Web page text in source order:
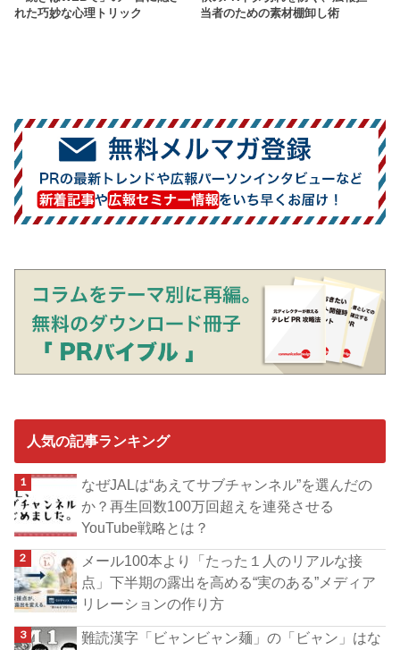
れた巧妙な心理トリック
当者のための素材棚卸し術
人気の記事ランキング
なぜJALは“あえてサブチャンネル”を選んだの
か？再生回数100万回超えを連発させる
YouTube戦略とは？
メール100本より「たった１人のリアルな接
点」下半期の露出を高める“実のある”メディア
リレーションの作り方
難読漢字「ビャンビャン麺」の「ビャン」はな